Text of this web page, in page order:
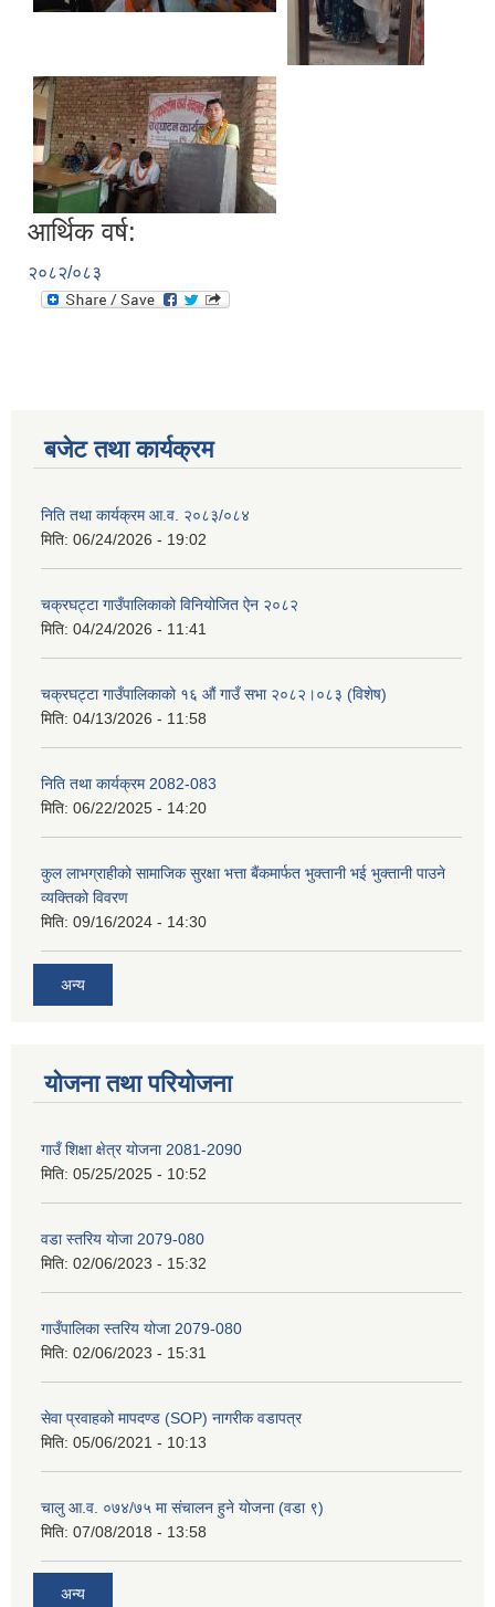
आर्थिक वर्ष:
२०८२/०८३
बजेट तथा कार्यक्रम
निति तथा कार्यक्रम आ‍.व. २०८३/०८४
मिति: 06/24/2026 - 19:02
चक्रघट्टा गाउँपालिकाको विनियोजित ऐन २०८२
मिति: 04/24/2026 - 11:41
चक्रघट्टा गाउँपालिकाको १६ औं गाउँ सभा २०८२।०८३ (विशेष)
मिति: 04/13/2026 - 11:58
निति तथा कार्यक्रम 2082-083
मिति: 06/22/2025 - 14:20
कुल लाभग्राहीको सामाजिक सुरक्षा भत्ता बैंकमार्फत भुक्तानी भई भुक्तानी पाउने
व्यक्तिको विवरण
मिति: 09/16/2024 - 14:30
अन्य
योजना तथा परियोजना
गाउँ शिक्षा क्षेत्र योजना 2081-2090
मिति: 05/25/2025 - 10:52
वडा स्तरिय योजा 2079-080
मिति: 02/06/2023 - 15:32
गाउँपालिका स्तरिय योजा 2079-080
मिति: 02/06/2023 - 15:31
सेवा प्रवाहको मापदण्ड (SOP) नागरीक वडापत्र
मिति: 05/06/2021 - 10:13
चालु आ.व. ०७४/७५ मा संचालन हुने योजना (वडा ९)
मिति: 07/08/2018 - 13:58
अन्य